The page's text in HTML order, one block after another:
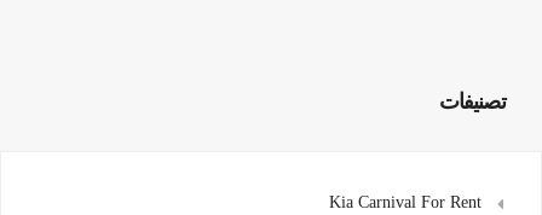
تصنيفات